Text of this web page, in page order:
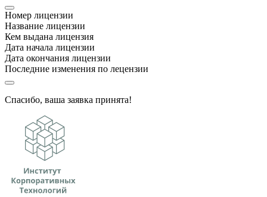
Номер лицензии
Название лицензии
Кем выдана лицензия
Дата начала лицензии
Дата окончания лицензии
Последние изменения по лецензии
Спасибо, ваша заявка принята!